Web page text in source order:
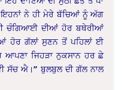
ਇਹਨਾਂ ਨੇ ਹੀ ਮੇਰੇ ਬੱਚਿਆਂ ਨੂੰ ਅੱਗ
ਚੰਗਿਆਈ ਦੀਆਂ ਹੋਰ ਬਥੇਰੀਆਂ
ਹੋਰ ਗੱਲਾਂ ਸੁਣਨ ਤੋਂ ਪਹਿਲਾਂ ਈ
ਜਿਹੜਾ ਨੁਕਸਾਨ ਹਰ ਛੇ
ਸੱਚ ਐ।” ਬੁਲਬੁਲ ਦੀ ਗੱਲ ਨਾਲ